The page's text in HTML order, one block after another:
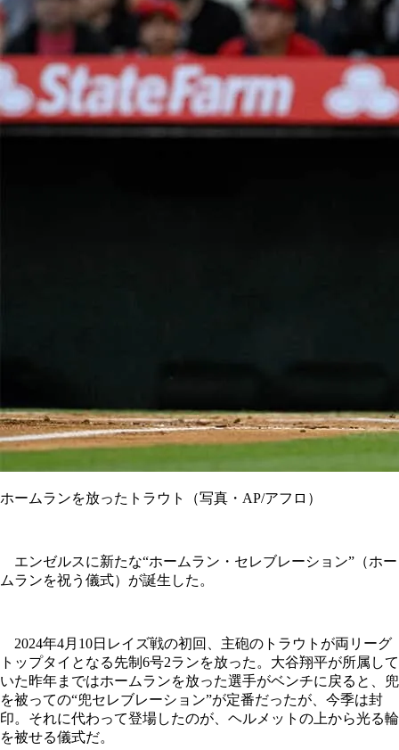
ホームランを放ったトラウト（写真・AP/アフロ）
エンゼルスに新たな“ホームラン・セレブレーション”（ホー
ムランを祝う儀式）が誕生した。
2024年4月10日レイズ戦の初回、主砲のトラウトが両リーグ
トップタイとなる先制6号2ランを放った。大谷翔平が所属して
いた昨年まではホームランを放った選手がベンチに戻ると、兜
を被っての“兜セレブレーション”が定番だったが、今季は封
印。それに代わって登場したのが、ヘルメットの上から光る輪
を被せる儀式だ。